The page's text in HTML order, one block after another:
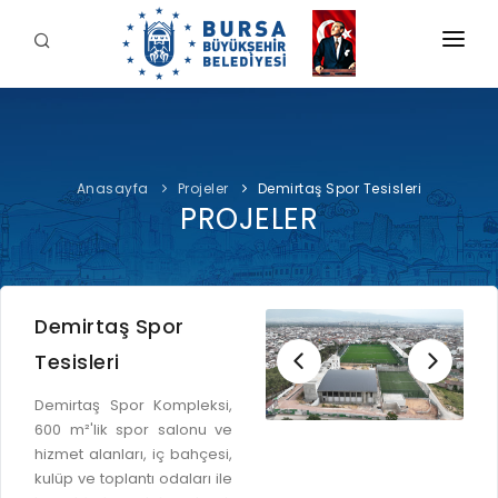
BELEDİYE
İDARİ YAPI
YETKİ VE SORUMLULUKLAR
ŞİRKETLER VE KURULUŞLAR
ULUSAL / ULUSLARARASI İLİŞKİLER
LOGOLAR AMBLEMLER
BAŞKAN
Şahin BİBA
Başkan'a Mesaj
Özgeçmiş
Görevleri
HİZMETLERİMİZ
İNTERAKTİF
ÖDEME
E-TEKLİF
BUSKİ E-ÖDEME
BURSA'YI KEŞFET
Anasayfa Projeler Demirtaş Spor Tesisleri
PROJELER
Demirtaş Spor
Tesisleri
Demirtaş Spor Kompleksi,
600 m²'lik spor salonu ve
hizmet alanları, iç bahçesi,
kulüp ve toplantı odaları ile